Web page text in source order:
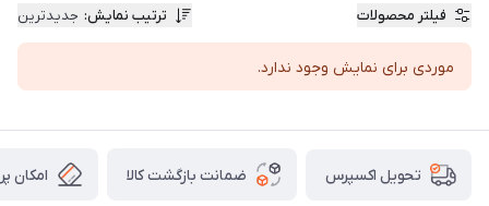
فیلتر محصولات ترتیب نمایش: جدیدترین
موردی برای نمایش وجود ندارد.
تحویل اکسپرس ضمانت بازگشت کالا امکان